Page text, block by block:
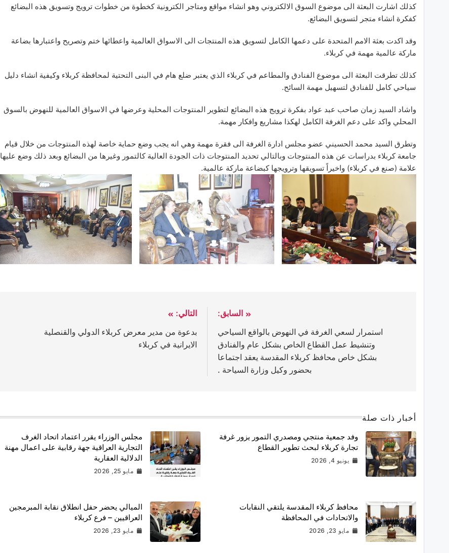
كذلك اشارت البعثة الى موضوع السوق الالكتروني وهو انشاء مواقع ومتاجر الكترونية كخطوة من خطوات ترويج وتسويق هذه البضائع
كفكرة انشاء متجر لتسويق البضائع.
وقد اكدت بعثة الامم المتحدة على دعمها الكامل لتسويق هذه المنتجات الى الاسواق العالمية واعطائها ختم وتصريح واعتبارها بضاعة
ماركة عالمية مهمة في كربلاء.
كذلك تطرقت البعثة الى موضوع الفنادق والمطاعم في كربلاء الذي يعتبر ضلع هام في البنى التحتية لمحافظة كربلاء وكيفية انشاء دليل
سياحي كامل للفنادق لتسهيل مهمة السائح.
واشاد السيد زمان صاحب عبد عواد بفكرة ترويج هذه البضائع لتطوير المنتوجات المحلية وعرضها في الاسواق العالمية للنهوض بالسوق
المحلي واكد على دعم الغرفة الكامل لهكذا مشاريع وافكار مهمة.
وتطرق السيد محمد الحسيني عضو مجلس ادارة الغرفة الى فقرة مهمة وهي انه يجب وضع حماية خاصة لهذه المنتوجات من خلال قيام
جامعة كربلاء بدراسات عن هذه المنتوجات وبالتالي تحديد المنتوجات ذات الجودة العالية كالتمور وغيرها من البضائع وبعد ذلك وضع عليها
علامة (صنع في كربلاء) واخيراً تسويقها وترويجها كبضاعة ماركة عالمية.
السابق:
استمرار لسعي الغرفة في النهوض بالواقع السياحي
وتنشيط عمل القطاع الخاص بشكل عام والفنادق
بشكل خاص محافظ كربلاء المقدسة يعقد اجتماعا
بحضور وكيل وزارة السياحة .
التالي:
بدعوة من مدير معرض كربلاء الدولي والقنصلية
الايرانية في كربلاء
أخبار ذات صلة
وفد جمعية منتجي ومصدري التمور يزور غرفة
تجارة كربلاء لبحث تطوير القطاع
يونيو 4, 2026
مجلس الوزراء يقرر اعتماد اتحاد الغرف
التجارية العراقية جهة رقابية على اعمال مهنة
الدلالية العقارية
مايو 25, 2026
محافظ كربلاء المقدسة يلتقي النقابات
والاتحادات في المحافظة
مايو 23, 2026
الميالي يحضر حفل انطلاق نقابة المبرمجين
العراقيين – فرع كربلاء
مايو 23, 2026